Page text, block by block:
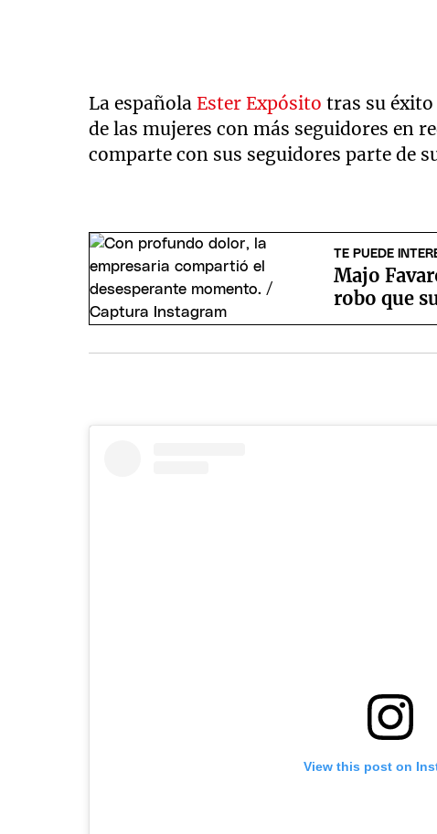
La españolaEster Expósito tras su éxito
de las mujeres con más seguidores en
comparte con sus seguidores parte de
TE PUEDE
Majo
robo que
View this post on